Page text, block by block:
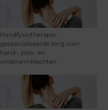
Handfysiotherapie:
gespecialiseerde zorg voor
hand-, pols- en
onderarmklachten